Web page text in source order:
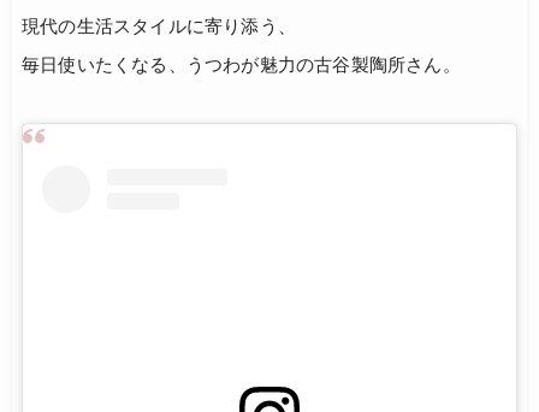
現代の生活スタイルに寄り添う、
毎日使いたくなる、うつわが魅力の古谷製陶所さん。